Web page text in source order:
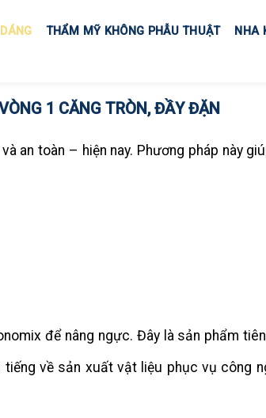
THẨM MỸ KHÔNG PHẪU THUẬT NHA
1 CĂNG TRÒN, ĐẦY ĐẶN
an toàn – hiện nay. Phương pháp này
để nâng ngực. Đây là sản phẩm
về sản xuất vật liệu phục vụ công